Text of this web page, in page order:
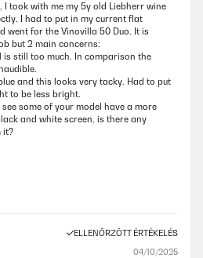
I took with me my 5y old Liebherr wine
I had to put in my current flat
went for the Vinovilla 50 Duo. It is
but 2 main concerns:
is still too much. In comparison the
and this looks very tacky. Had to put
to be less bright.
some of your model have a more
and white screen, is there any
it?
ELLENŐRZÖTT ÉRTÉKELÉS
04/10/2025